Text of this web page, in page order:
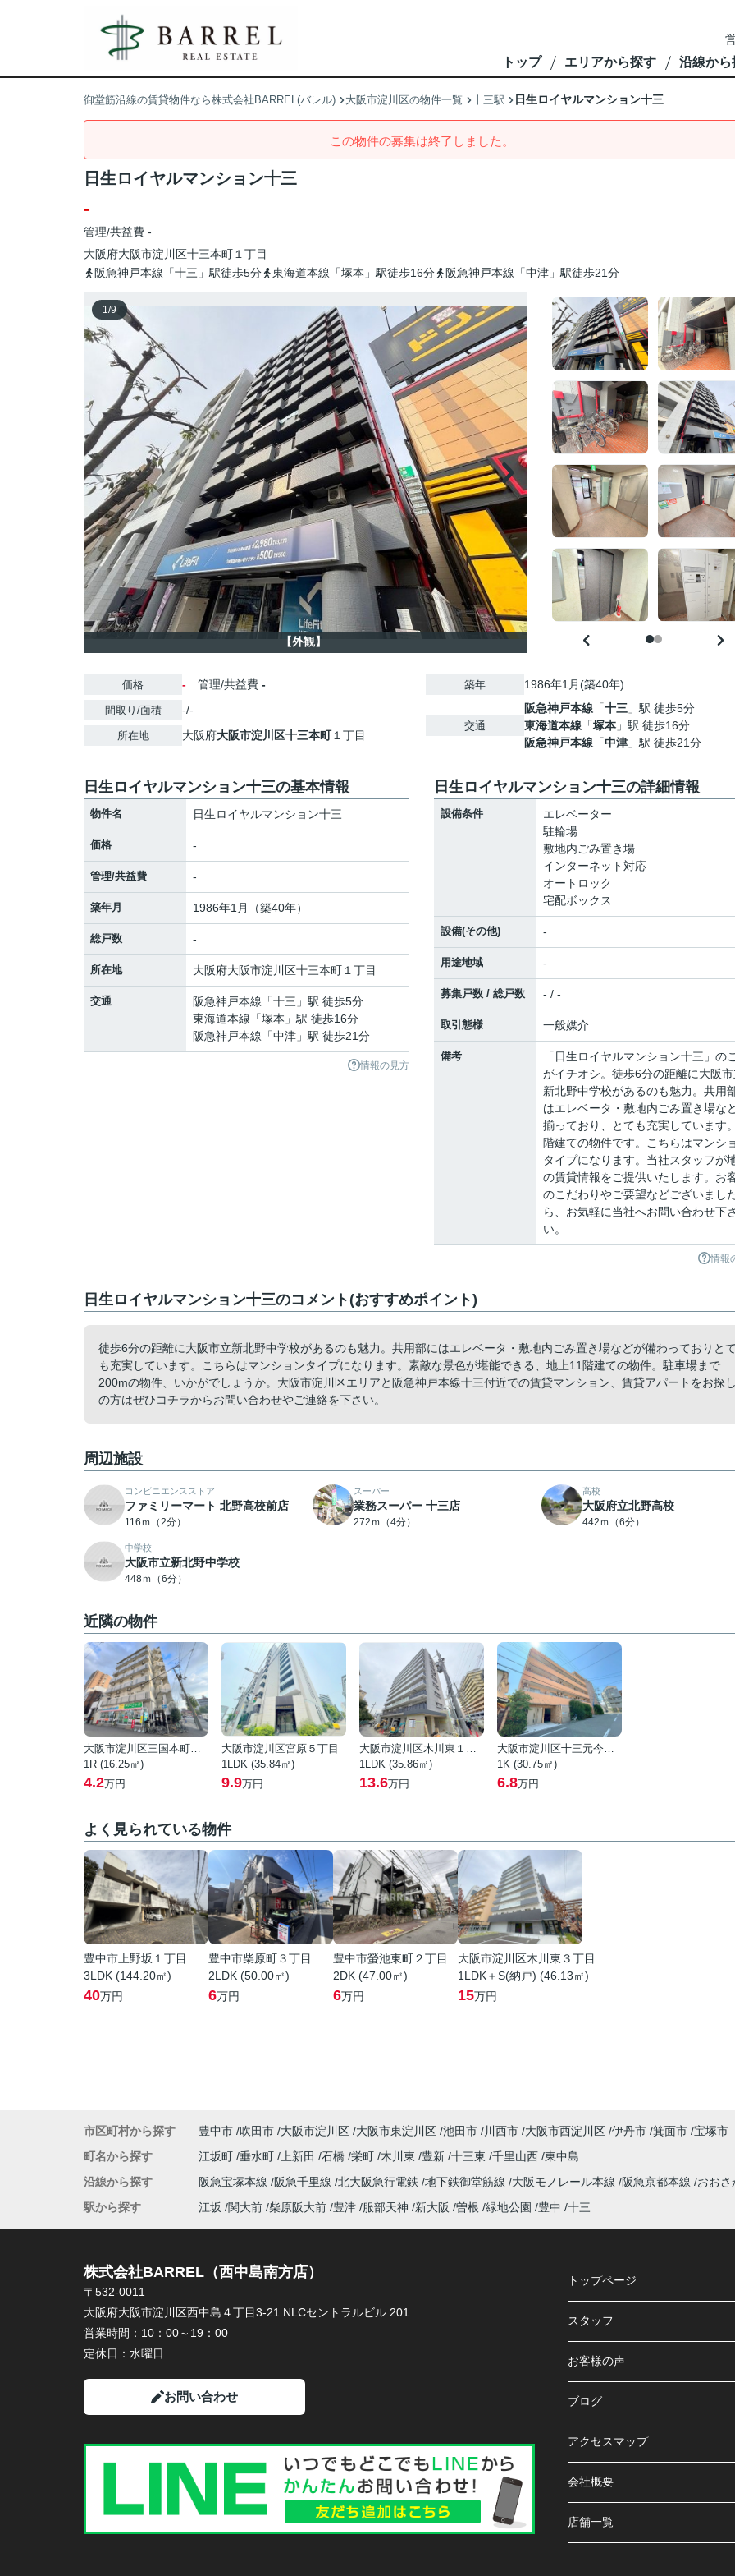
トップ エリアから探す 沿線から
御堂筋沿線の賃貸物件なら株式会社BARREL(バレル) 大阪市淀川区の物件一覧 十三駅 日生ロイヤルマンション十三
この物件の募集は終了しました。
日生ロイヤルマンション十三
-
管理/共益費 -
大阪府大阪市淀川区十三本町 １丁目
阪急神戸本線「十三」駅徒歩5分
東海道本線「塚本」駅徒歩16分 阪急神戸本線「中津」駅徒歩21分
1/9
【外観】
価格 - 管理/共益費 -
間取り/面積 -/-
所在地 大阪府大阪市淀川区十三本町１丁目
築年 1986年1月(築40年)
交通
阪急神戸本線 「十三 」駅 徒歩5分
東海道本線 「塚本 」駅 徒歩16分
阪急神戸本線 「中津 」駅 徒歩21分
日生ロイヤルマンション十三の基本情報
物件名 日生ロイヤルマンション十三
価格 -
管理/共益費 -
築年月 1986年1月（築40年）
総戸数 -
所在地 大阪府大阪市淀川区十三本町 １丁目
交通 阪急神戸本線 「十三 」駅 徒歩5分
東海道本線 「塚本 」駅 徒歩16分
阪急神戸本線 「中津 」駅 徒歩21分
情報の見方
日生ロイヤルマンション十三の詳細情報
設備条件
エレベーター
駐輪場
敷地内ごみ置き場
インターネット対応
オートロック
宅配ボックス
設備(その他) -
用途地域 -
募集戸数 / 総戸数 - / -
取引態様 一般媒介
備考
「日生ロイヤルマンション十三」の
がイチオシ。徒歩6分の距離に大阪市
新北野中学校があるのも魅力。共用
はエレベータ・敷地内ごみ置き場な
揃っており、とても充実しています
階建ての物件です。こちらはマンシ
タイプになります。当社スタッフが
の賃貸情報をご提供いたします。お
のこだわりやご要望などございまし
ら、お気軽に当社へお問い合わせ下さ
い。
情報
日生ロイヤルマンション十三のコメント(おすすめポイント)
徒歩6分の距離に大阪市立新北野中学校があるのも魅力。共用部にはエレベータ・敷地内ごみ置き場などが備わっておりとて
も充実しています。こちらはマンションタイプになります。素敵な景色が堪能できる、地上11階建ての物件。駐車場まで
200mの物件、いかがでしょうか。大阪市淀川区エリアと阪急神戸本線十三付近での賃貸マンション、賃貸アパートをお探し
の方はぜひコチラからお問い合わせやご連絡を下さい。
周辺施設
コンビニエンスストア
ファミリーマート 北野高校前店
116ｍ（2分）
スーパー
業務スーパー 十三店
272ｍ（4分）
高校
大阪府立北野高校
442ｍ（6分）
中学校
大阪市立新北野中学校
448ｍ（6分）
近隣の物件
大阪市淀川区三国本町２丁目
1R (16.25㎡)
4.2万円
大阪市淀川区宮原５丁目
1LDK (35.84㎡)
9.9万円
大阪市淀川区木川東１丁目
1LDK (35.86㎡)
13.6万円
大阪市淀川区十三元今里１丁目
1K (30.75㎡)
6.8万円
よく見られている物件
豊中市上野坂１丁目
3LDK (144.20㎡)
40万円
豊中市柴原町３丁目
2LDK (50.00㎡)
6万円
豊中市螢池東町２丁目
2DK (47.00㎡)
6万円
大阪市淀川区木川東３丁目
1LDK＋S(納戸) (46.13㎡)
15万円
市区町村から探す 豊中市 吹田市 大阪市淀川区 大阪市東淀川区 池田市 川西市 大阪市西淀川区 伊丹市 箕面市 宝塚市
町名から探す
江坂町 垂水町 上新田 石橋 栄町 木川東 豊新 十三東 千里山西 東中島
沿線から探す
阪急宝塚本線 阪急千里線 北大阪急行電鉄 地下鉄御堂筋線 大阪モノレール本線 阪急京都本線 おおさ
駅から探す
江坂 関大前 柴原阪大前 豊津 服部天神 新大阪 曽根 緑地公園 豊中 十三
株式会社BARREL（西中島南方店）
〒532-0011
大阪府大阪市淀川区西中島４丁目3-21 NLCセントラルビル 201
営業時間： 10：00～19：00
定休日： 水曜日
お問い合わせ
トップページ
スタッフ
お客様の声
ブログ
アクセスマップ
会社概要
店舗一覧